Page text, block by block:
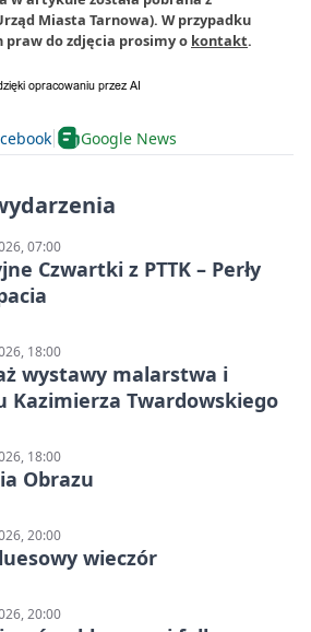
Miasta Tarnowa). W przypadku
praw do zdjęcia prosimy o kontakt.
Google News
07:00
Czwartki z PTTK – Perły
18:00
wystawy malarstwa i
Kazimierza Twardowskiego
18:00
Obrazu
20:00
wieczór
20:00